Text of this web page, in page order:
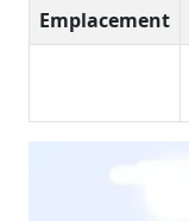
Emplacement